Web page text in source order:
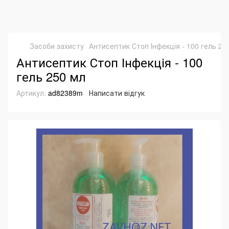
Засоби захисту Антисептик Стоп Інфекція - 100 гель
Антисептик Стоп Інфекція - 100
гель 250 мл
Артикул: ad82389m Написати відгук